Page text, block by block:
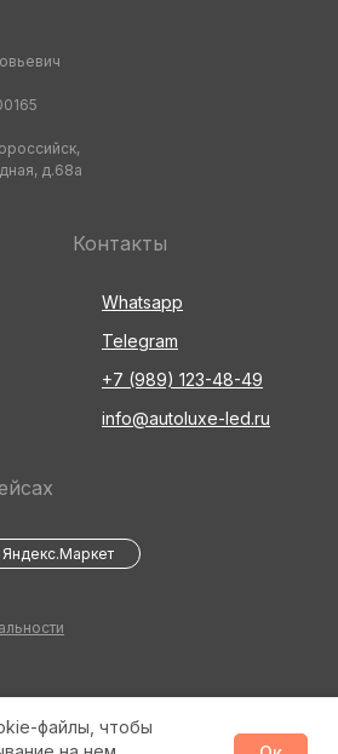
д.68а
Разработка сайта
info@autoluxe-led.ru
Контакты
+7 (989) 123-48-49
Telegram
Whatsapp
Яндекс.Маркет
файлы, чтобы